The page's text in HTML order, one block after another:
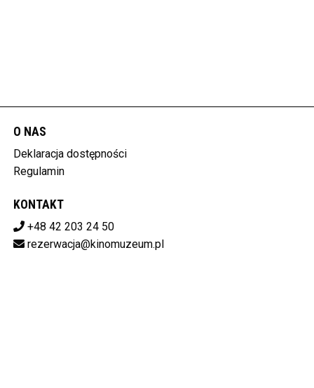
O NAS
Deklaracja dostępności
Regulamin
KONTAKT
+48 42 203 24 50
rezerwacja@kinomuzeum.pl